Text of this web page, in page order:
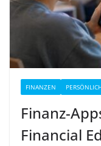
FINANZEN
Finanz-
Financial